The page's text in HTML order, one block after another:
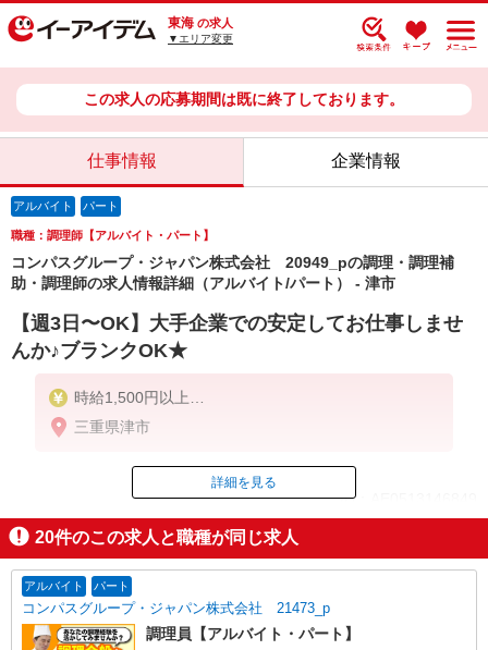
東海 の求人
▼エリア変更
この求人の応募期間は既に終了しております。
仕事情報 企業情報
アルバイト パート
職種：調理師【アルバイト・パート】
コンパスグループ・ジャパン株式会社 20949_pの調理・調理補
助・調理師の求人情報詳細（アルバイト/パート） - 津市
【週3日〜OK】大手企業での安定してお仕事しませ
んか♪ブランクOK★
時給1,500円以上
残業が発生した場合、残業代を1分単位で別途支給し
三重県津市
ID：AE0513146849
掲載期間終了
詳細を見る
20件のこの求人と職種が同じ求人
アルバイト パート
コンパスグループ・ジャパン株式会社 21473_p
調理員【アルバイト・パート】